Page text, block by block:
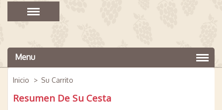
Menu
Inicio > Su Carrito
Resumen De Su Cesta